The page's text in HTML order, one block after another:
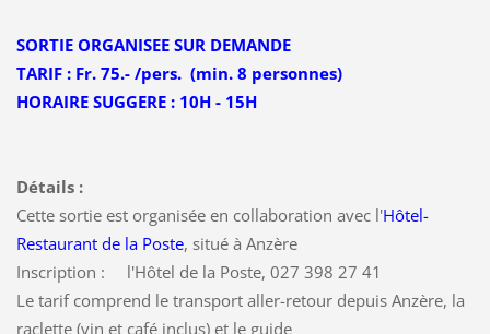
SORTIE ORGANISEE SUR DEMANDE
TARIF : Fr. 75.- /pers. (min. 8 personnes)
HORAIRE SUGGERE : 10H - 15H
Détails :
Cette sortie est organisée en collaboration avec l'Hôtel-
Restaurant de la Poste, situé à Anzère
Inscription : l'Hôtel de la Poste, 027 398 27 41
Le tarif comprend le transport aller-retour depuis Anzère, la
raclette (vin et café inclus) et le guide